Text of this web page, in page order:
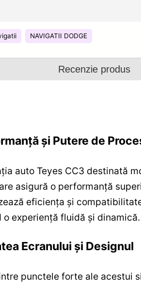
NAVIGATII DODGE
Recenzie produs
și Putere de
auto Teyes CC3 destinată
asigură o performanță
eficiența și
o experiență fluidă și dinamică.
Ecranului și Designul
punctele forte ale acestui